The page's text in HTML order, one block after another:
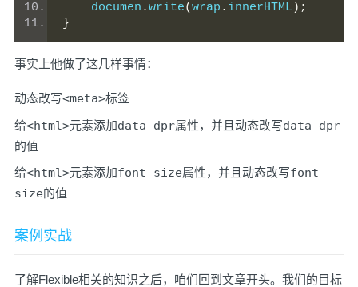
    documen
.write(wrap . innerHTML );
}
事实上他做了这几样事情：
动态改写<meta>标签
给<html>元素添加data-dpr属性，并且动态改写data-dpr
的值
给<html>元素添加font-size属性，并且动态改写font-
size的值
案例实战
了解Flexible相关的知识之后，咱们回到文章开头。我们的目标